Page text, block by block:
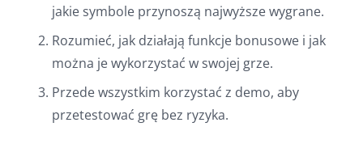
jakie symbole przynoszą najwyższe wygrane.
Rozumieć, jak działają funkcje bonusowe i jak
można je wykorzystać w swojej grze.
Przede wszystkim korzystać z demo, aby
przetestować grę bez ryzyka.